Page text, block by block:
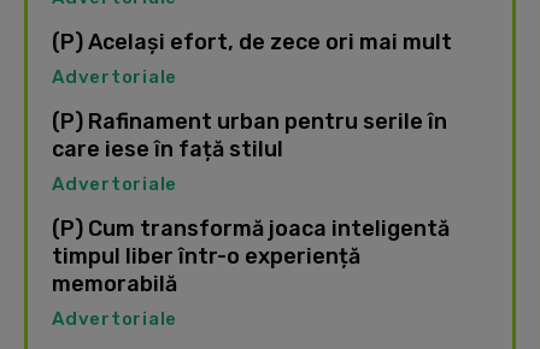
(P) Același efort, de zece ori mai mult
Advertoriale
(P) Rafinament urban pentru serile în
care iese în față stilul
Advertoriale
(P) Cum transformă joaca inteligentă
timpul liber într-o experiență
memorabilă
Advertoriale